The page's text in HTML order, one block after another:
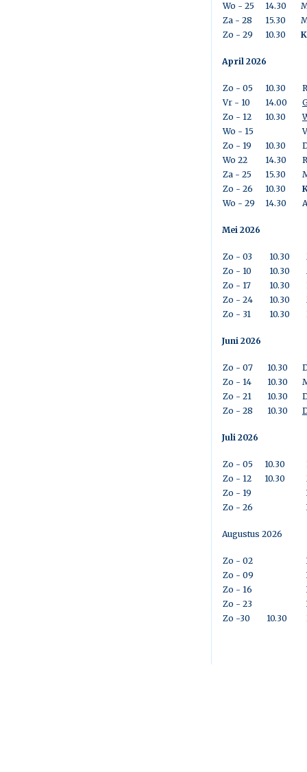
Wo - 25
14.30
Za - 28
15.30
Zo - 29
10.30
April 2026
Zo - 05 10.30
Vr - 10
14.00
Zo - 12
10.30
Wo - 15
Zo - 19
10.30
Wo 22
14.30
Za - 25
15.30
Zo - 26
10.30
Wo - 29
14.30
Mei 2026
Zo - 03 10.30
Zo - 10
10.30
Zo - 17
10.30
Zo - 24
10.30
Zo - 31
10.30
Juni 2026
Zo - 07 10.30
Zo - 14
10.30
Zo - 21
10.30
Zo - 28
10.30
Juli 2026
Zo - 05 10.30
Zo - 12
10.30
Zo - 19
Zo - 26
Augustus 2026
Zo - 02
Zo - 09
Zo - 16
Zo - 23
Zo -30
10.30